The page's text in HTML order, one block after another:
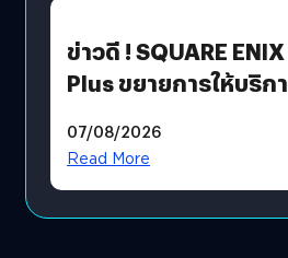
ข่าวดี ! SQUARE
Plus ขยายการให้บริก
โดยตรง
07/08/2026
Read More